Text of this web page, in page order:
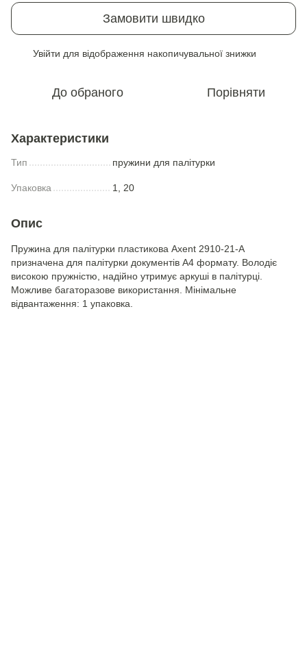
Замовити швидко
Увійти для відображення накопичувальної знижки
До обраного Порівняти
Характеристики
Тип пружини для палітурки
Упаковка 1, 20
Опис
Пружина для палітурки пластикова Axent 2910-21-A
призначена для палітурки документів А4 формату. Володіє
високою пружністю, надійно утримує аркуші в палітурці.
Можливе багаторазове використання. Мінімальне
відвантаження: 1 упаковка.